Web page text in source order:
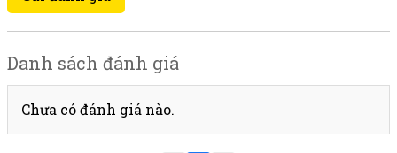
Danh sách đánh giá
Chưa có đánh giá nào.